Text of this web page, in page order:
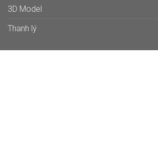
3D Model
Thanh lý